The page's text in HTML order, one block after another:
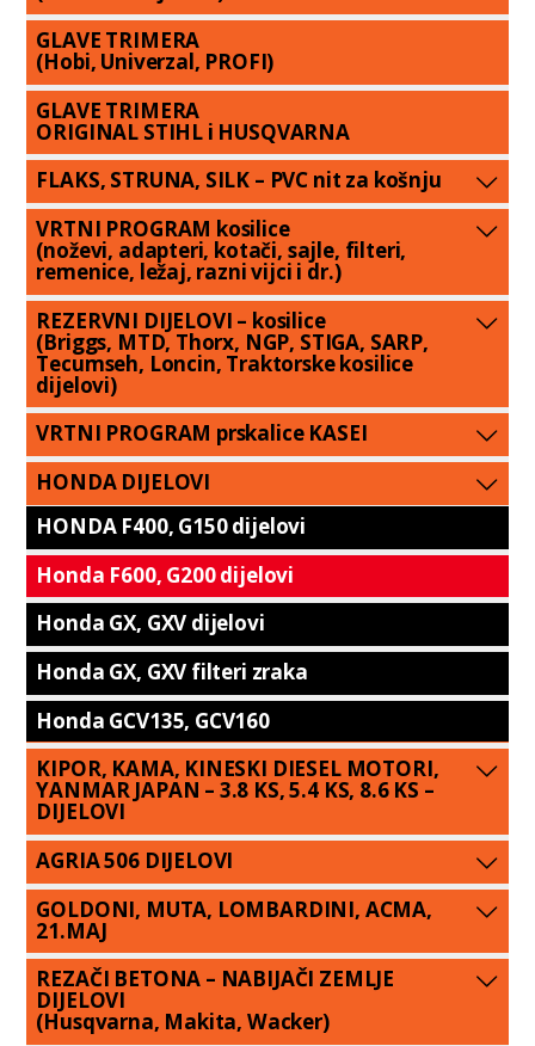
GLAVE TRIMERA
(Hobi, Univerzal, PROFI)
GLAVE TRIMERA
ORIGINAL STIHL i HUSQVARNA
FLAKS, STRUNA, SILK – PVC nit za košnju
VRTNI PROGRAM kosilice
(noževi, adapteri, kotači, sajle, filteri,
remenice, ležaj, razni vijci i dr.)
REZERVNI DIJELOVI – kosilice
(Briggs, MTD, Thorx, NGP, STIGA, SARP,
Tecumseh, Loncin, Traktorske kosilice
dijelovi)
VRTNI PROGRAM prskalice KASEI
HONDA DIJELOVI
HONDA F400, G150 dijelovi
Honda F600, G200 dijelovi
Honda GX, GXV dijelovi
Honda GX, GXV filteri zraka
Honda GCV135, GCV160
KIPOR, KAMA, KINESKI DIESEL MOTORI,
YANMAR JAPAN – 3.8 KS, 5.4 KS, 8.6 KS –
DIJELOVI
AGRIA 506 DIJELOVI
GOLDONI, MUTA, LOMBARDINI, ACMA,
21.MAJ
REZAČI BETONA – NABIJAČI ZEMLJE
DIJELOVI
(Husqvarna, Makita, Wacker)